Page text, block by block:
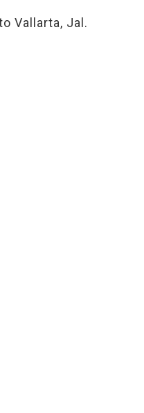
Vallarta, Jal.